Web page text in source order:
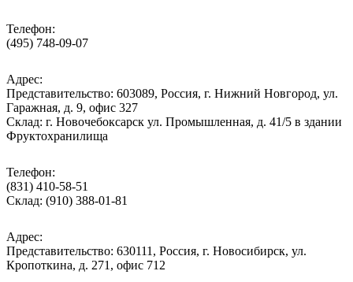
Телефон:
(495) 748-09-07
Адрес:
Представительство: 603089, Россия, г. Нижний Новгород, ул.
Гаражная, д. 9, офис 327
Склад: г. Новочебоксарск ул. Промышленная, д. 41/5 в здании
Фруктохранилища
Телефон:
(831) 410-58-51
Склад: (910) 388-01-81
Адрес:
Представительство: 630111, Россия, г. Новосибирск, ул.
Кропоткина, д. 271, офис 712